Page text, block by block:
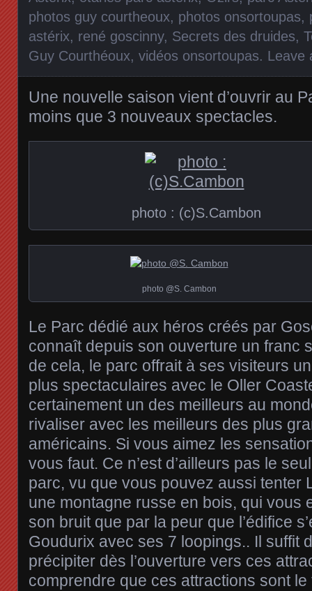
photos guy courtheoux, photos onsortoupas,
astérix, rené goscinny, Secrets des druides,
Guy Courthéoux, vidéos onsortoupas. Leave
Une nouvelle saison vient d’ouvrir au
moins que 3 nouveaux spectacles.
photo : (c)S.Cambon
photo @S. Cambon
Le Parc dédié aux héros créés par
connaît depuis son ouverture un franc
de cela, le parc offrait à ses visiteurs
plus spectaculaires avec le Oller
certainement un des meilleurs au
rivaliser avec les meilleurs des plus
américains. Si vous aimez les
vous faut. Ce n’est d’ailleurs pas le
parc, vu que vous pouvez aussi tenter
une montagne russe en bois, qui vous
son bruit que par la peur que l’édifice
Goudurix avec ses 7 loopings.. Il suffit
précipiter dès l’ouverture vers ces
comprendre que ces attractions sont le